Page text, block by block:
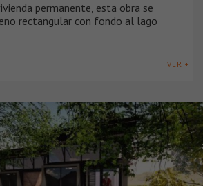
permanente, esta obra se
rectangular con fondo al lago
VER +